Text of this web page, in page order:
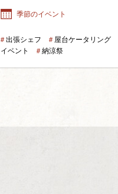
季節のイベント
＃出張シェフ ＃屋台ケータリング
イベント
＃納涼祭